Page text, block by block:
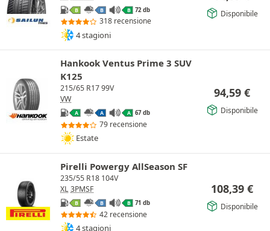
B B B 72 db
318 recensione
4 stagioni
Disponibile
Hankook Ventus Prime 3 SUV
K125
215/65 R17 99V
VW
A A A 67 db
79 recensione
Estate
94,59 €
Disponibile
Pirelli Powergy AllSeason SF
235/55 R18 104V
XL 3PMSF
B B B 71 db
42 recensione
4 stagioni
108,39 €
Disponibile